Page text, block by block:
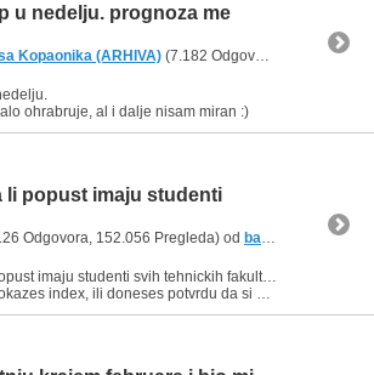
u nedelju. prognoza me
Kopaonika (ARHIVA) (7.182 Odgovora, 13.565.240 Pregleda) od
ohrabruje, al i dalje nisam miran :)
li popust imaju studenti
Odgovora, 152.056 Pregleda) od baxus
ne znam da li popust imaju studenti svih tehnickih fakulteta, ali etf-ovci sigurno imaju
potvrdu da si student i eto popusta. a kad stignes u rtanj pokazes...